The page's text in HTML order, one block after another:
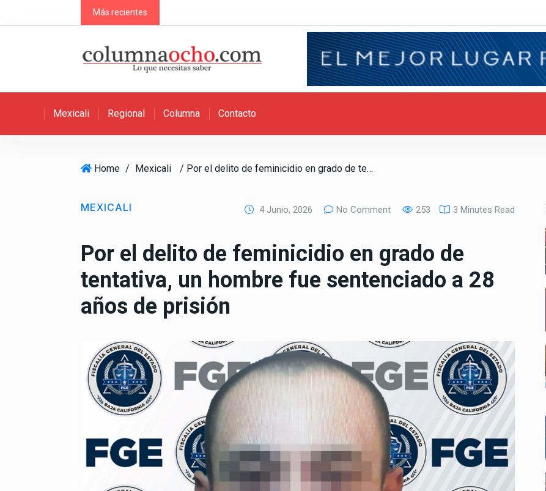
k
Más recientes
Mexicali Regional Columna Contacto
Home / Mexicali / Por el delito de feminicidio en grado de tentativa, un hombre fue sentenciado a 28 años de prisión
MEXICALI 4 Junio, 2026 No Comment 253 3 Minutes Read
Por el delito de feminicidio en grado de
tentativa, un hombre fue sentenciado a 28
años de prisión